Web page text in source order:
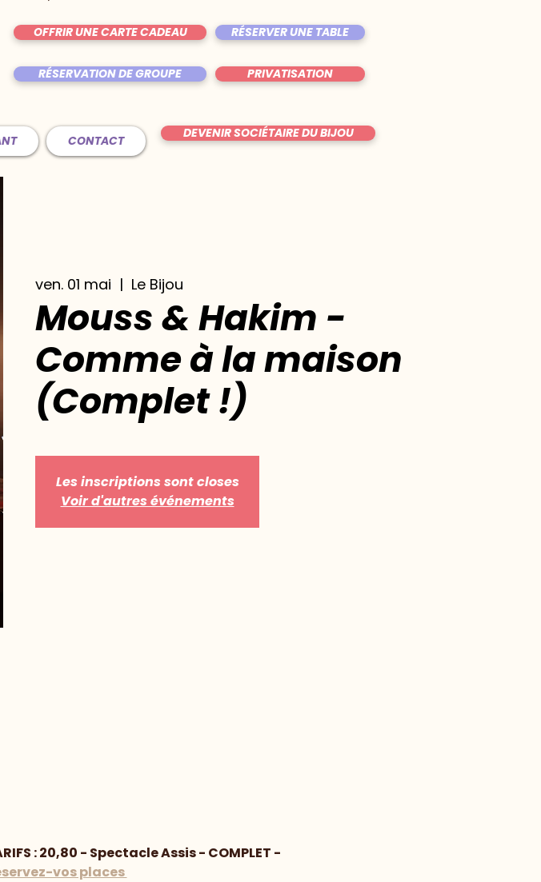
OFFRIR UNE CARTE CADEAU RÉSERVER UNE TABLE
RÉSERVATION DE GROUPE PRIVATISATION
CONTACT DEVENIR SOCIÉTAIRE DU BIJOU
ven. 01 mai
  |
Le Bijou
Mouss & Hakim -
Comme à la maison
(Complet !)
Les inscriptions sont closes
Voir d'autres événements
: 20,80 - Spectacle Assis - COMPLET -
vos places